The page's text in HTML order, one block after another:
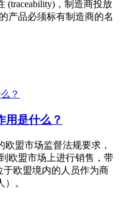
(traceability)，制造商投放
产品必须标有制造商的名
用是什么？
欧盟市场监督法规要求，
欧盟市场上进行销售，带
于欧盟境内的人员作为商
。